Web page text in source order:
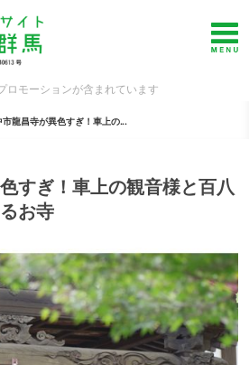
ロモーションが含まれています
市龍昌寺が異色すぎ！車上の...
すぎ！車上の観音様と百八
お寺